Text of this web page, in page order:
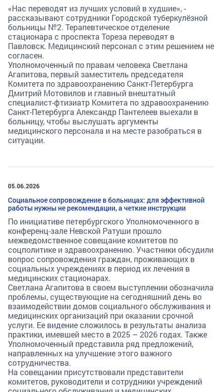
«Нас переводят из лучших условий в худшие», -
рассказывают сотрудники Городской туберкулёзной
больницы №2. Терапевтическое отделение
стационара с проспекта Тореза переводят в
Павловск. Медицинский персонал с этим решением не
согласен.
Уполномоченный по правам человека Светлана
Агапитова, первый заместитель председателя
Комитета по здравоохранению Санкт-Петербурга
Дмитрий Мотовилов и главный внештатный
специалист-фтизиатр Комитета по здравоохранению
Санкт-Петербурга Александр Пантелеев выехали в
больницу, чтобы выслушать аргументы
медицинского персонала и на месте разобраться в
ситуации.
05.06.2026
Социальное сопровождение в больницах: для эффективной
работы нужны не рекомендации, а четкие инструкции
По инициативе петербургского Уполномоченного в
конференц-зале Невской Ратуши прошло
межведомственное совещание комитетов по
соцполитике и здравоохранению. Участники обсудили
вопрос сопровождения граждан, проживающих в
социальных учреждениях в период их лечения в
медицинских стационарах.
Светлана Агапитова в своем выступлении обозначила
проблемы, существующие на сегодняшний день во
взаимодействии домов социального обслуживания и
медицинских организаций при оказании срочной
услуги. Ее видение сложилось в результаты анализа
практики, имевшей место в 2025 – 2026 годах. Также
Уполномоченный представила ряд предложений,
направленных на улучшение этого важного
сотрудничества.
На совещании присутствовали представители
комитетов, руководители и сотрудники учреждений